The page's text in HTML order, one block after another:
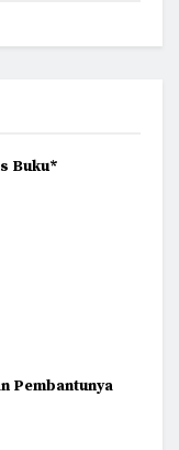
Buku*
Pembantunya